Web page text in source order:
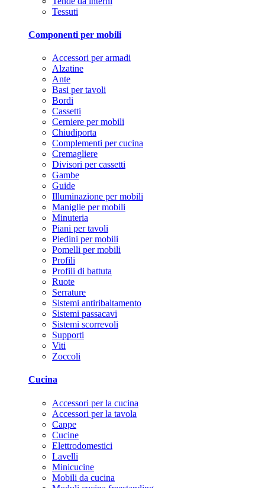
Tessuti
Componenti per mobili
Accessori per armadi
Alzatine
Ante
Basi per tavoli
Bordi
Cassetti
Cerniere per mobili
Chiudiporta
Complementi per cucina
Cremagliere
Divisori per cassetti
Gambe
Guide
Illuminazione per mobili
Maniglie per mobili
Minuteria
Piani per tavoli
Piedini per mobili
Pomelli per mobili
Profili
Profili di battuta
Ruote
Serrature
Sistemi antiribaltamento
Sistemi passacavi
Sistemi scorrevoli
Supporti
Viti
Zoccoli
Cucina
Accessori per la cucina
Accessori per la tavola
Cappe
Cucine
Elettrodomestici
Lavelli
Minicucine
Mobili da cucina